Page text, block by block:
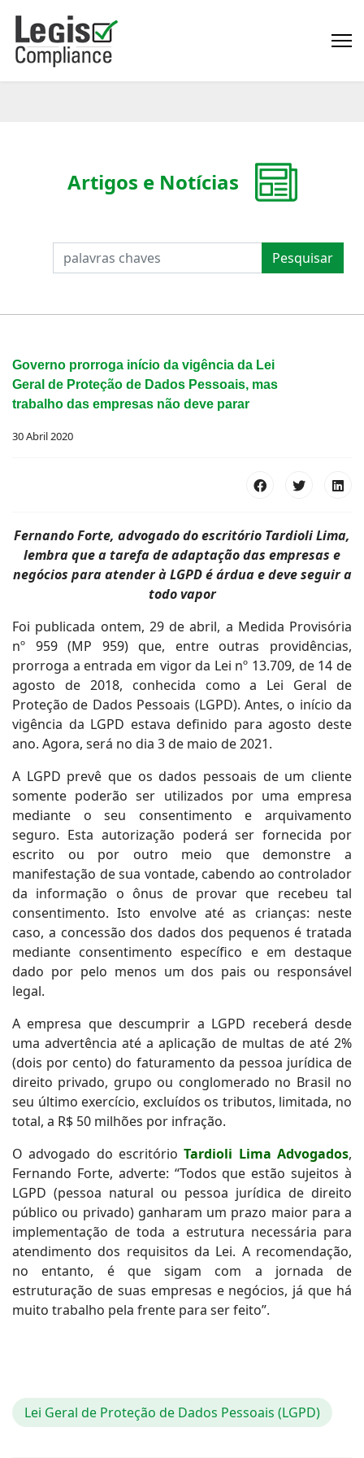
PESQUISAR Pesquisar
Artigos e Notícias
Governo prorroga início da vigência da Lei
Geral de Proteção de Dados Pessoais, mas
trabalho das empresas não deve parar
30 Abril 2020
Fernando Forte, advogado do escritório Tardioli Lima,
lembra que a tarefa de adaptação das empresas e
negócios para atender à LGPD é árdua e deve seguir a
todo vapor
Foi publicada ontem, 29 de abril, a Medida Provisória
nº 959 (MP 959) que, entre outras providências,
prorroga a entrada em vigor da Lei nº 13.709, de 14 de
agosto de 2018, conhecida como a Lei Geral de
Proteção de Dados Pessoais (LGPD). Antes, o início da
vigência da LGPD estava definido para agosto deste
ano. Agora, será no dia 3 de maio de 2021.
A LGPD prevê que os dados pessoais de um cliente
somente poderão ser utilizados por uma empresa
mediante o seu consentimento e arquivamento
seguro. Esta autorização poderá ser fornecida por
escrito ou por outro meio que demonstre a
manifestação de sua vontade, cabendo ao controlador
da informação o ônus de provar que recebeu tal
consentimento. Isto envolve até as crianças: neste
caso, a concessão dos dados dos pequenos é tratada
mediante consentimento específico e em destaque
dado por pelo menos um dos pais ou responsável
legal.
A empresa que descumprir a LGPD receberá desde
uma advertência até a aplicação de multas de até 2%
(dois por cento) do faturamento da pessoa jurídica de
direito privado, grupo ou conglomerado no Brasil no
seu último exercício, excluídos os tributos, limitada, no
total, a R$ 50 milhões por infração.
O advogado do escritórioTardioli Lima Advogados,
Fernando Forte, adverte: “Todos que estão sujeitos à
LGPD (pessoa natural ou pessoa jurídica de direito
público ou privado) ganharam um prazo maior para a
implementação de toda a estrutura necessária para
atendimento dos requisitos da Lei. A recomendação,
no entanto, é que sigam com a jornada de
estruturação de suas empresas e negócios, já que há
muito trabalho pela frente para ser feito”.
Lei Geral de Proteção de Dados Pessoais (LGPD)